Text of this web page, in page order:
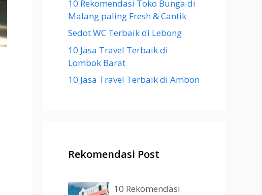
10 Rekomendasi Toko Bunga di
Malang paling Fresh & Cantik
Sedot WC Terbaik di Lebong
10 Jasa Travel Terbaik di
Lombok Barat
10 Jasa Travel Terbaik di Ambon
Rekomendasi Post
10 Rekomendasi